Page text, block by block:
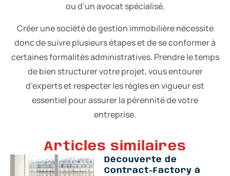
Articles similaires
Découverte de
Contract-Factory à
ou d’un avocat spécialisé.
Créer une société de gestion immobilière nécessite
donc de suivre plusieurs étapes et de se conformer à
certaines formalités administratives. Prendre le temps
de bien structurer votre projet, vous entourer
d’experts et respecter les règles en vigueur est
essentiel pour assurer la pérennité de votre
entreprise.